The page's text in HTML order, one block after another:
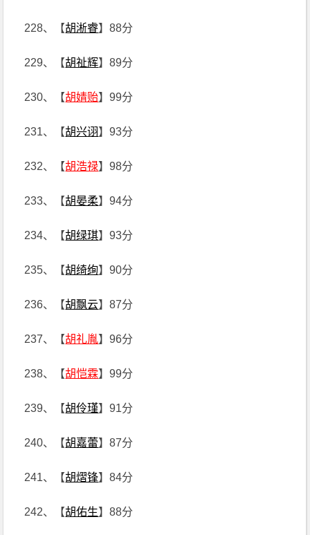
228、【胡淅睿】88分
229、【胡祉辉】89分
230、【胡婧贻】99分
231、【胡兴诩】93分
232、【胡浩禄】98分
233、【胡晏柔】94分
234、【胡绿琪】93分
235、【胡绮绚】90分
236、【胡飘云】87分
237、【胡礼胤】96分
238、【胡恺霖】99分
239、【胡伶瑾】91分
240、【胡嘉蕾】87分
241、【胡熠锋】84分
242、【胡佑生】88分